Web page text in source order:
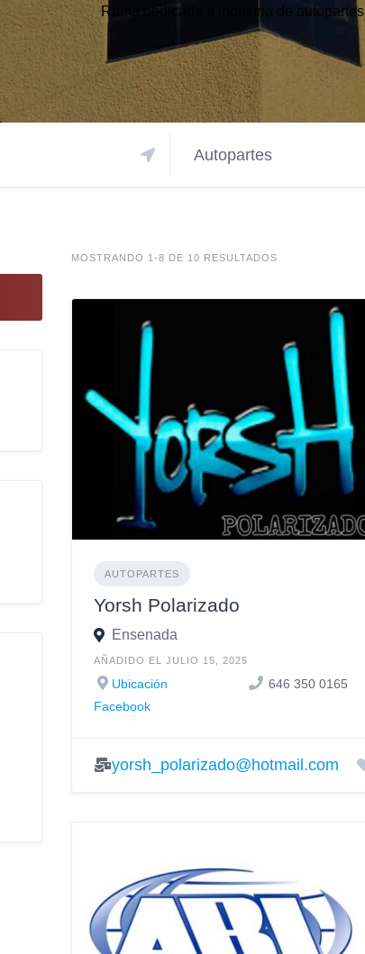
Rama dedicada a industria de autopartes
Autopartes
MOSTRANDO 1-8 DE 10 RESULTADOS
AUTOPARTES
Yorsh Polarizado
Ensenada
AÑADIDO EL JULIO 15, 2025
Ubicación
646 350 0165
Facebook
yorsh_polarizado@hotmail.com